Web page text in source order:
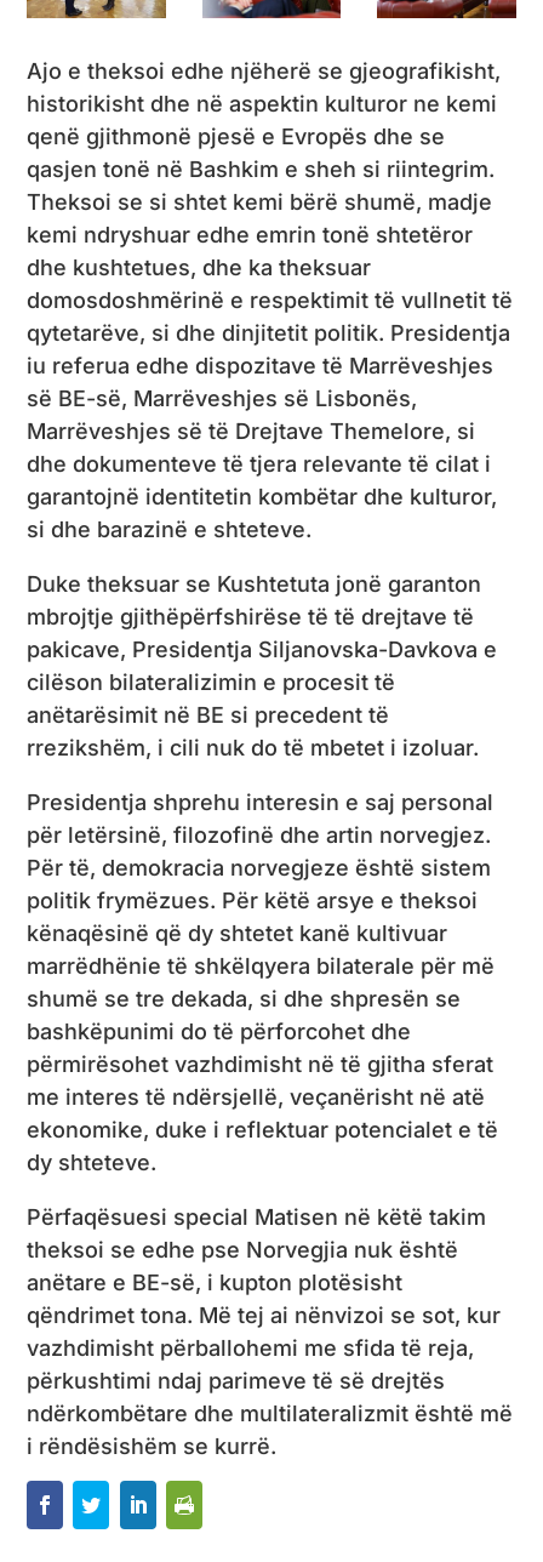
Ajo e theksoi edhe njëherë se gjeografikisht,
historikisht dhe në aspektin kulturor ne kemi
qenë gjithmonë pjesë e Evropës dhe se
qasjen tonë në Bashkim e sheh si riintegrim.
Theksoi se si shtet kemi bërë shumë, madje
kemi ndryshuar edhe emrin tonë shtetëror
dhe kushtetues, dhe ka theksuar
domosdoshmërinë e respektimit të vullnetit të
qytetarëve, si dhe dinjitetit politik. Presidentja
iu referua edhe dispozitave të Marrëveshjes
së BE-së, Marrëveshjes së Lisbonës,
Marrëveshjes së të Drejtave Themelore, si
dhe dokumenteve të tjera relevante të cilat i
garantojnë identitetin kombëtar dhe kulturor,
si dhe barazinë e shteteve.
Duke theksuar se Kushtetuta jonë garanton
mbrojtje gjithëpërfshirëse të të drejtave të
pakicave, Presidentja Siljanovska-Davkova e
cilëson bilateralizimin e procesit të
anëtarësimit në BE si precedent të
rrezikshëm, i cili nuk do të mbetet i izoluar.
Presidentja shprehu interesin e saj personal
për letërsinë, filozofinë dhe artin norvegjez.
Për të, demokracia norvegjeze është sistem
politik frymëzues. Për këtë arsye e theksoi
kënaqësinë që dy shtetet kanë kultivuar
marrëdhënie të shkëlqyera bilaterale për më
shumë se tre dekada, si dhe shpresën se
bashkëpunimi do të përforcohet dhe
përmirësohet vazhdimisht në të gjitha sferat
me interes të ndërsjellë, veçanërisht në atë
ekonomike, duke i reflektuar potencialet e të
dy shteteve.
Përfaqësuesi special Matisen në këtë takim
theksoi se edhe pse Norvegjia nuk është
anëtare e BE-së, i kupton plotësisht
qëndrimet tona. Më tej ai nënvizoi se sot, kur
vazhdimisht përballohemi me sfida të reja,
përkushtimi ndaj parimeve të së drejtës
ndërkombëtare dhe multilateralizmit është më
i rëndësishëm se kurrë.